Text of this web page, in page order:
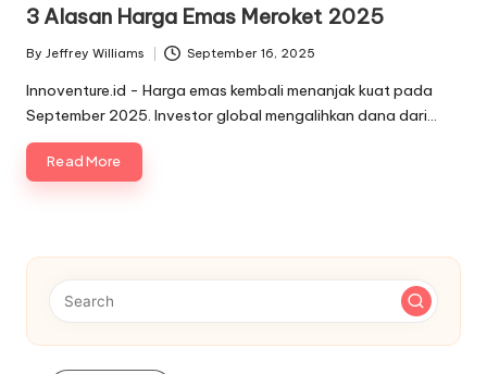
3 Alasan Harga Emas Meroket 2025
Posted
by
By Jeffrey Williams September 16, 2025
Innoventure.id - Harga emas kembali menanjak kuat pada
September 2025. Investor global mengalihkan dana dari…
Read More